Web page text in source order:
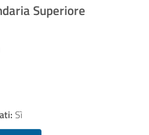
Superiore
Sì